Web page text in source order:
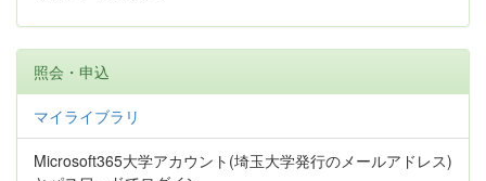
照会・申込
マイライブラリ
Microsoft365大学アカウント(埼玉大学発行のメールアドレス)